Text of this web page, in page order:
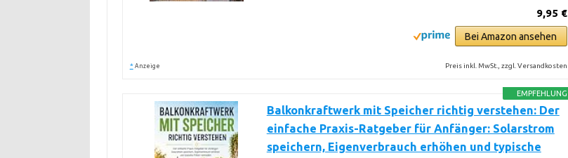
9,95 €
Bei Amazon ansehen
* Anzeige Preis inkl. MwSt., zzgl. Versandkosten
EMPFEHLUNG
Balkonkraftwerk mit Speicher richtig verstehen: Der
einfache Praxis-Ratgeber für Anfänger: Solarstrom
speichern, Eigenverbrauch erhöhen und typische